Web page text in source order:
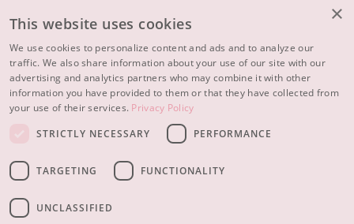
Peau mixte ou grasse
Peau mature
Peau ménopausée
À PROPOS
CONSEILS BEAUTÉ
×
This website uses cookies
We use cookies to personalize content and ads and to analyze our
traffic. We also share information about your use of our site with our
advertising and analytics partners who may combine it with other
information you have provided to them or that they have collected from
your use of their services. Privacy Policy
STRICTLY NECESSARY
PERFORMANCE
TARGETING FUNCTIONALITY
UNCLASSIFIED